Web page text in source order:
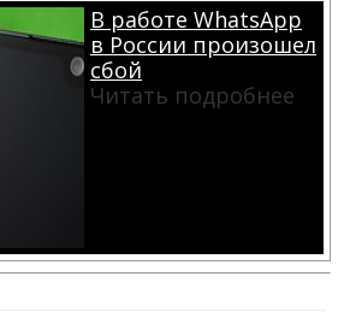
В работе WhatsApp
в России произошел
сбой
Читать подробнее